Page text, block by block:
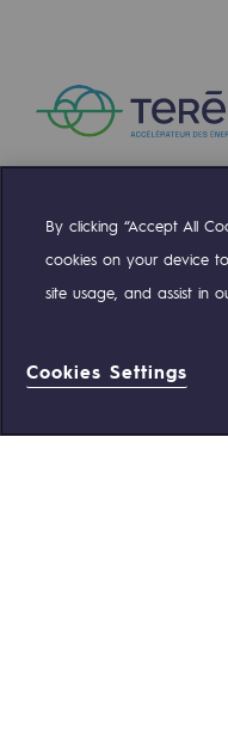
Compte
Standard Teréga 0
By clicking “Accept All
cookies on your device
site usage, and assist in
Cookies Settings